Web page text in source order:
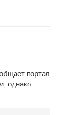
портал
однако